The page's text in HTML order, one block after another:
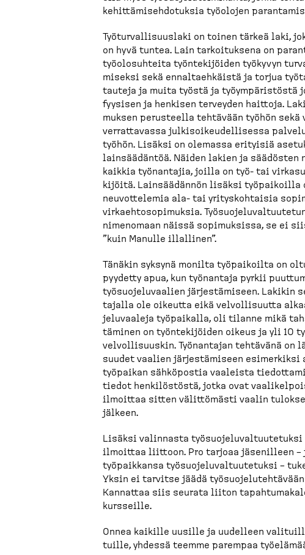
kehittä­mi­seh­do­tuksia työolojen
Työtur­val­li­suuslaki on toinen tärkeä laki,
on hyvä tuntea. Lain tarkoi­tuksena on
työolo­suhteita työnte­ki­jöiden työkyvyn
miseksi sekä ennaltaeh­käistä ja torjua
tauteja ja muita työstä ja työympä­ristöstä
fyysisen ja henkisen terveyden haittoja.
muksen perusteella tehtävään työhön
verrat­tavassa julkisoi­keu­del­lisessa
työhön. Lisäksi on olemassa erityisiä
lainsää­däntöä. Näiden lakien ja säädösten
kaikkia työnantajia, joilla on työ- tai
kijöitä. Lainsää­dännön lisäksi työpai­koilla
neuvot­telemia ala- tai yritys­koh­taisia
virkaeh­to­so­pi­muksia.
nimenomaan näissä sopimuksissa, se ei
”kuin Manulle illallinen”.
Tänäkin syksynä monilta työpai­koilta on
pyydetty apua, kun työnantaja pyrkii
työsuo­je­lu­vaalien järjes­tä­miseen. Lakikin
tajalla ole oikeutta eikä velvol­li­suutta
je­lu­vaaleja työpaikalla, oli tilanne mikä
täminen on työnte­ki­jöiden oikeus ja yli 10
velvol­li­suuskin. Työnantajan tehtävänä on
suudet vaalien järjes­tä­miseen esimerkiksi
työpaikan sähköpostia vaaleista
tiedot henkilöstöstä, jotka ovat
ilmoittaa sitten välittömästi vaalin
jälkeen.
Lisäksi valinnasta työsuo­je­lu­val­tuu­tetuksi
ilmoittaa liittoon. Pro tarjoaa jäsenilleen
työpaikkansa työsuo­je­lu­val­tuu­tetuksi –
Yksin ei tarvitse jäädä
Kannattaa siis seurata liiton
kursseille.
Onnea kaikille uusille ja uudelleen
tuille, yhdessä teemme parempaa